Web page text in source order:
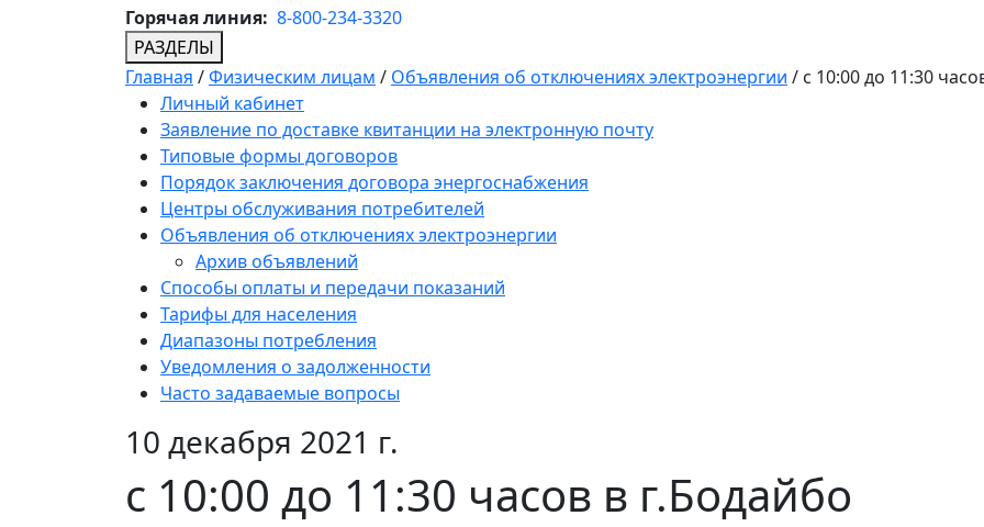
Горячая линия: 8-800-234-3320
РАЗДЕЛЫ
Главная /Физическим лицам / Объявления об отключениях электроэнергии / с 10:00 до 11:30
Личный кабинет
Заявление по доставке квитанции на электронную почту
Типовые формы договоров
Порядок заключения договора энергоснабжения
Центры обслуживания потребителей
Объявления об отключениях электроэнергии
Архив объявлений
Способы оплаты и передачи показаний
Тарифы для населения
Диапазоны потребления
Уведомления о задолженности
Часто задаваемые вопросы
10 декабря 2021 г.
с 10:00 до 11:30 часов в г.Бодайбо